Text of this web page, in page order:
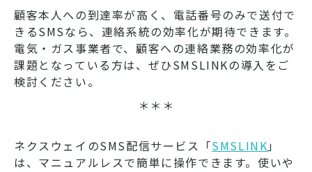
顧客本人への到達率が高く、電話番号のみで送付で
きるSMSなら、連絡系統の効率化が期待できます。
電気・ガス事業者で、顧客への連絡業務の効率化が
課題となっている方は、ぜひSMSLINKの導入をご
検討ください。
＊＊＊
ネクスウェイのSMS配信サービス「SMSLINK」
は、マニュアルレスで簡単に操作できます。使いや